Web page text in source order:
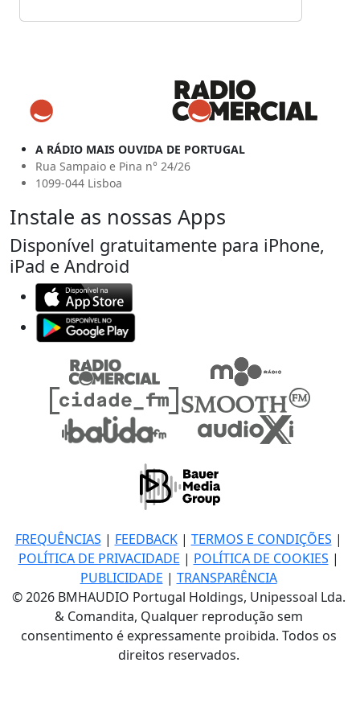
A RÁDIO MAIS OUVIDA DE PORTUGAL
Rua Sampaio e Pina n° 24/26
1099-044 Lisboa
Instale as nossas Apps
Disponível gratuitamente para iPhone,
iPad e Android
FREQUÊNCIAS | FEEDBACK| TERMOS E CONDIÇÕES |
POLÍTICA DE PRIVACIDADE | POLÍTICA DE COOKIES |
PUBLICIDADE | TRANSPARÊNCIA
© 2026 BMHAUDIO Portugal Holdings, Unipessoal Lda.
& Comandita, Qualquer reprodução sem
consentimento é expressamente proibida. Todos os
direitos reservados.